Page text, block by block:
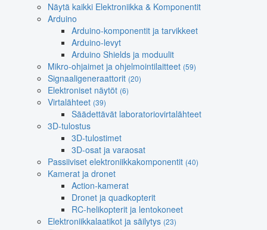
Näytä kaikki Elektroniikka & Komponentit
Arduino
Arduino-komponentit ja tarvikkeet
Arduino-levyt
Arduino Shields ja moduulit
Mikro-ohjaimet ja ohjelmointilaitteet (59)
Signaaligeneraattorit (20)
Elektroniset näytöt (6)
Virtalähteet (39)
Säädettävät laboratoriovirtalähteet
3D-tulostus
3D-tulostimet
3D-osat ja varaosat
Passiiviset elektroniikkakomponentit (40)
Kamerat ja dronet
Action-kamerat
Dronet ja quadkopterit
RC-helikopterit ja lentokoneet
Elektroniikkalaatikot ja säilytys (23)